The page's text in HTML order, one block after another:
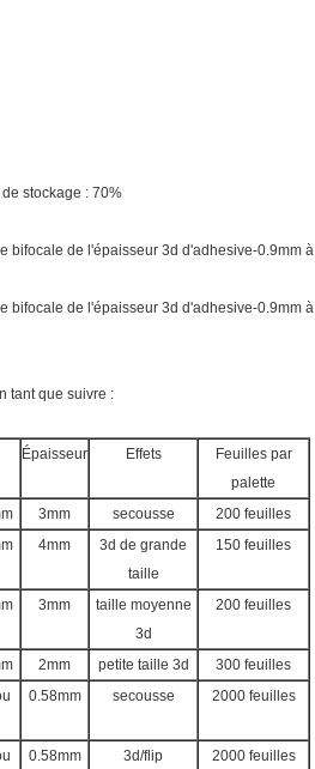
stockage : 70%
bifocale de l'épaisseur 3d d'adhesive-0.9mm à
bifocale de l'épaisseur 3d d'adhesive-0.9mm à
tant que suivre :
Épaisseur Effets
Feuilles par
palette
3mm secousse
200 feuilles
4mm
3d de grande
taille
150 feuilles
3mm
taille moyenne
3d
200 feuilles
2mm petite taille 3d
300 feuilles
0.58mm secousse 2000 feuilles
0.58mm 3d/flip 2000 feuilles